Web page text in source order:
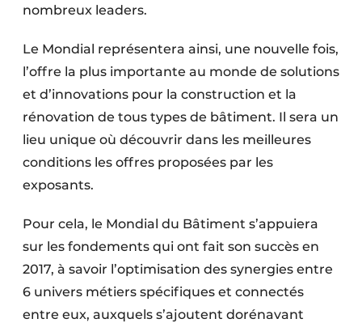
Travaux ferroviaires
nombreux leaders.
Le Mondial représentera ainsi, une nouvelle fois,
l’offre la plus importante au monde de solutions
et d’innovations pour la construction et la
rénovation de tous types de bâtiment. Il sera un
lieu unique où découvrir dans les meilleures
conditions les offres proposées par les
exposants.
Pour cela, le Mondial du Bâtiment s’appuiera
sur les fondements qui ont fait son succès en
2017, à savoir l’optimisation des synergies entre
6 univers métiers spécifiques et connectés
entre eux, auxquels s’ajoutent dorénavant